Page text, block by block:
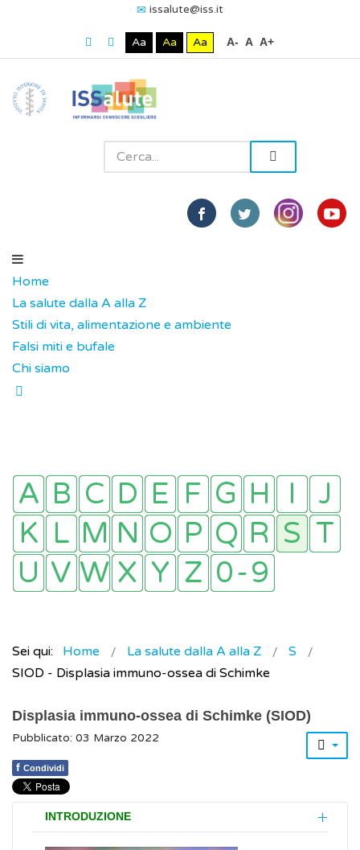
issalute@iss.it
Aa Aa Aa A- A A+
Home
La salute dalla A alla Z
Stili di vita, alimentazione e ambiente
Falsi miti e bufale
Chi siamo
Sei qui: Home La salute dalla A alla Z
S
SIOD - Displasia immuno-ossea di Schimke
Displasia immuno-ossea di Schimke (SIOD)
Pubblicato: 03 Marzo 2022
f Condividi
INTRODUZIONE